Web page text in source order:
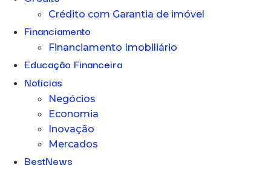
Crédito com Garantia de imóvel
Financiamento
Financiamento Imobiliário
Educação Financeira
Notícias
Negócios
Economia
Inovação
Mercados
BestNews